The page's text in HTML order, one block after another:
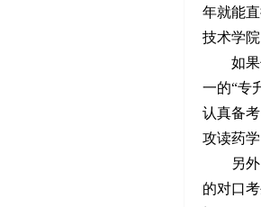
年就能
技术学
如果你
一的“专
认真备
攻读药
另外，
的对口